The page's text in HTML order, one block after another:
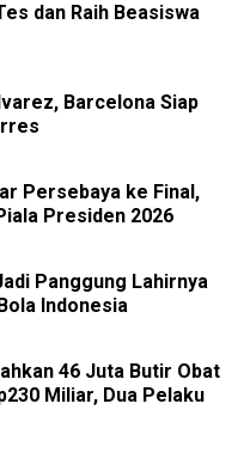
dan Raih Beasiswa
Barcelona Siap
Persebaya ke Final,
Presiden 2026
Panggung Lahirnya
Indonesia
46 Juta Butir Obat
Miliar, Dua Pelaku